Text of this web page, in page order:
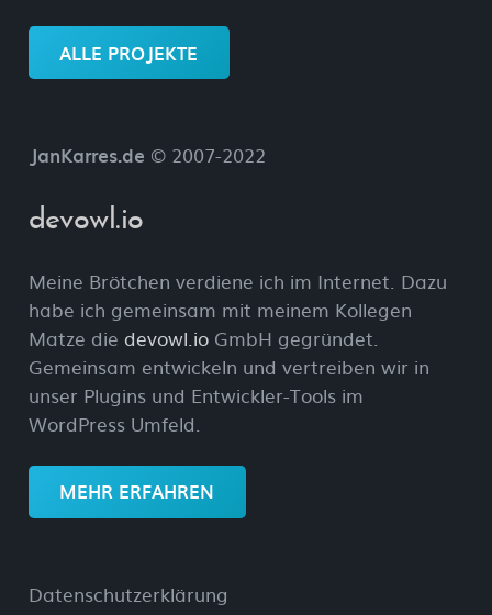
ALLE PROJEKTE
JanKarres.de © 2007-2022
devowl.io
Meine Brötchen verdiene ich im Internet. Dazu
habe ich gemeinsam mit meinem Kollegen
Matze die devowl.ioGmbH gegründet.
Gemeinsam entwickeln und vertreiben wir in
unser Plugins und Entwickler-Tools im
WordPress Umfeld.
MEHR ERFAHREN
Datenschutzerklärung